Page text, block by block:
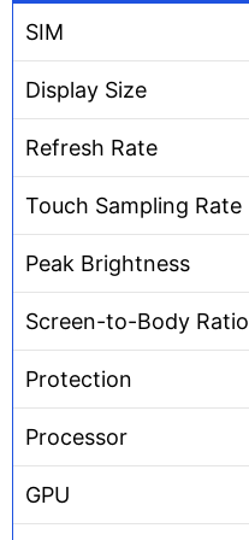
SIM
Display Size
Refresh Rate
Touch Sampling Rate
Peak Brightness
Screen-to-Body Ratio
Protection
Processor
GPU